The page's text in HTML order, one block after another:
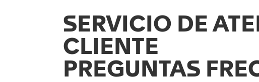
SERVICIO DE
CLIENTE
PREGUNTAS